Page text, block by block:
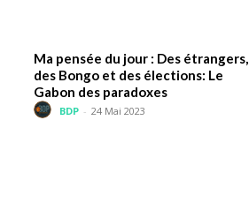
Ma pensée du jour : Des étrangers,
des Bongo et des élections: Le
Gabon des paradoxes
BDP - 24 Mai 2023